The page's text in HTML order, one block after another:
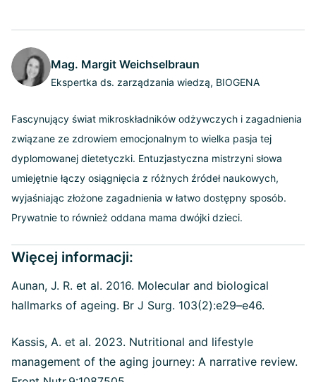
Mag. Margit Weichselbraun
Ekspertka ds. zarządzania wiedzą, BIOGENA
Fascynujący świat mikroskładników odżywczych i zagadnienia
związane ze zdrowiem emocjonalnym to wielka pasja tej
dyplomowanej dietetyczki. Entuzjastyczna mistrzyni słowa
umiejętnie łączy osiągnięcia z różnych źródeł naukowych,
wyjaśniając złożone zagadnienia w łatwo dostępny sposób.
Prywatnie to również oddana mama dwójki dzieci.
Więcej informacji:
Aunan, J. R. et al. 2016. Molecular and biological
hallmarks of ageing. Br J Surg. 103(2):e29–e46.
Kassis, A. et al. 2023. Nutritional and lifestyle
management of the aging journey: A narrative review.